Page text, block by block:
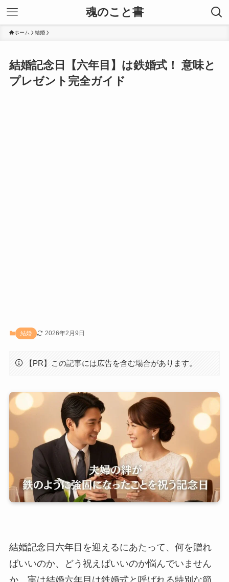
魂のこと書
ホーム 結婚
結婚記念日【六年目】は鉄婚式！ 意味と
プレゼント完全ガイド
結婚 2026年2月9日
【PR】この記事には広告を含む場合があります。
結婚記念日六年目を迎えるにあたって、何を贈れ
ばいいのか、どう祝えばいいのか悩んでいません